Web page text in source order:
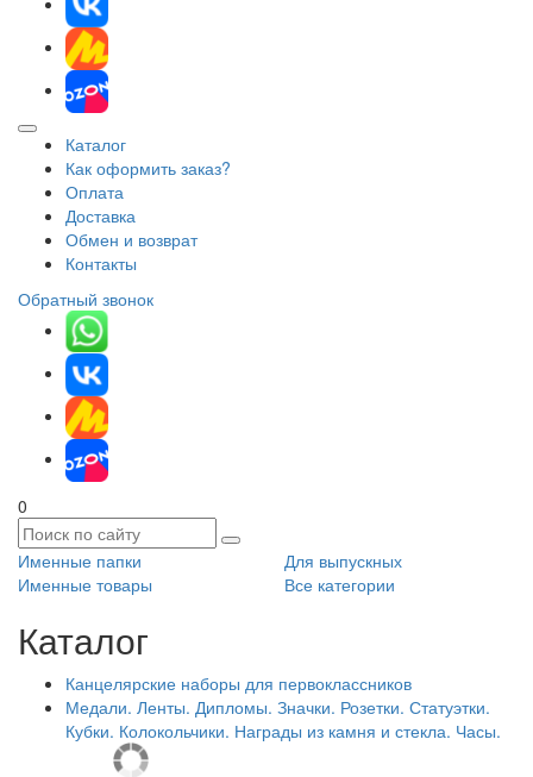
Каталог
Как оформить заказ?
Оплата
Доставка
Обмен и возврат
Контакты
Обратный звонок
0
Именные папки
Для выпускных
Именные товары
Все категории
Каталог
Канцелярские наборы для первоклассников
Медали. Ленты. Дипломы. Значки. Розетки. Статуэтки.
Кубки. Колокольчики. Награды из камня и стекла. Часы.